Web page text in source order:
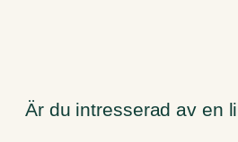
Är du intresserad av en